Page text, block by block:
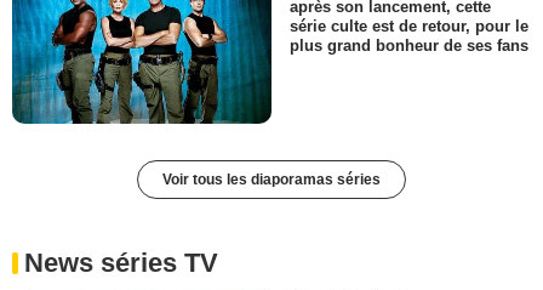
après son lancement, cette
série culte est de retour, pour le
plus grand bonheur de ses fans
Voir tous les diaporamas séries
News séries TV